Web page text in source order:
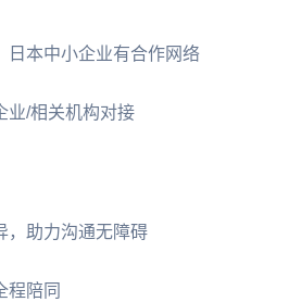
日本中小企业有合作网络
业/相关机构对接
，助力沟通无障碍
程陪同